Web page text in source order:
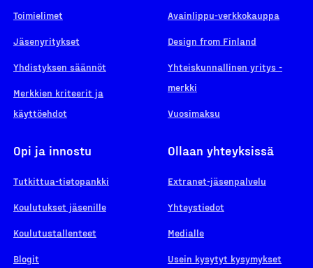
Toimielimet
Jäsenyritykset
Yhdistyksen säännöt
Merkkien kriteerit ja
käyttöehdot
Avainlippu-verkkokauppa
Design from Finland
Yhteiskunnallinen yritys -
merkki
Vuosimaksu
Opi ja innostu
Tutkittua-tietopankki
Koulutukset jäsenille
Koulutustallenteet
Blogit
Ollaan yhteyksissä
Extranet-jäsenpalvelu
Yhteystiedot
Medialle
Usein kysytyt kysymykset